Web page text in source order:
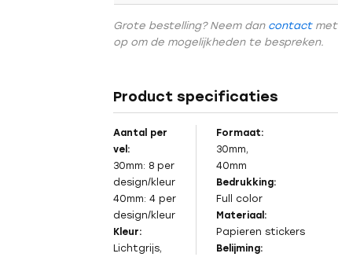
Grote bestelling? Neem dan contactmet
op om de mogelijkheden te bespreken.
Product specificaties
Aantal per
vel:
30mm: 8 per
design/kleur
40mm: 4 per
design/kleur
Kleur:
Lichtgrijs,
Formaat:
30mm,
40mm
Bedrukking:
Full color
Materiaal:
Papieren stickers
Belijming: